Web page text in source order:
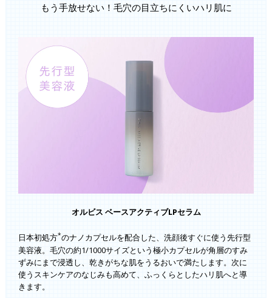
もう手放せない！毛穴の目立ちにくいハリ肌に
オルビス ベースアクティブLPセラム
日本初処方*のナノカプセルを配合した、洗顔後すぐに使う先行型
美容液。毛穴の約1/1000サイズという極小カプセルが角層のすみ
ずみにまで浸透し、乾きがちな肌をうるおいで満たします。次に
使うスキンケアのなじみも高めて、ふっくらとしたハリ肌へと導
きます。